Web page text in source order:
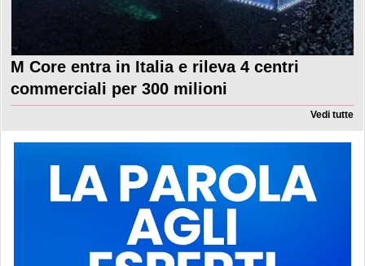
M Core entra in Italia e rileva 4 centri
commerciali per 300 milioni
Vedi tutte